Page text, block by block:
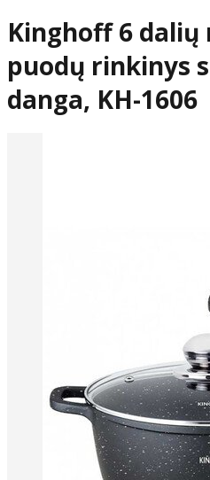
Kinghoff 6
puodų rinkinys
danga, KH-1606